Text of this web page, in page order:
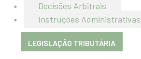
Decisões Arbitrais
Instruções Administrativas
LEGISLAÇÃO TRIBUTÁRIA